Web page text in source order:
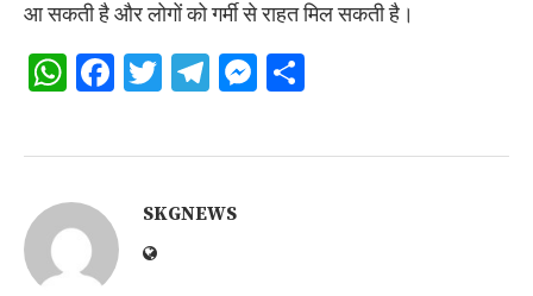
आ सकती है और लोगों को गर्मी से राहत मिल सकती है।
WhatsApp
Facebook
Twitter
Telegram
Messenger
SKGNEWS